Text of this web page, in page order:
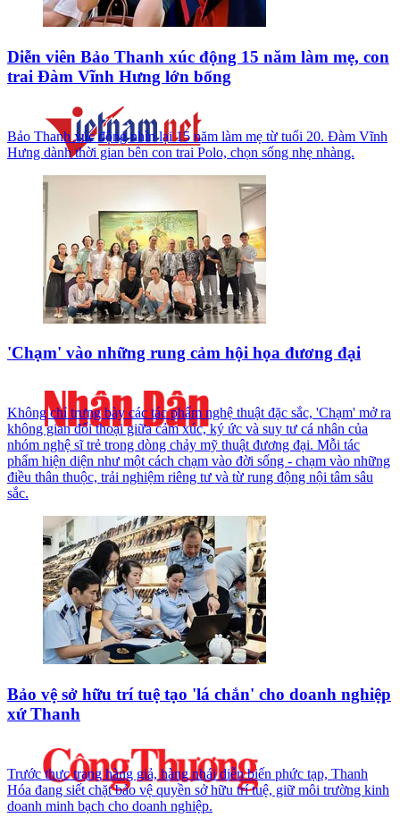
Diễn viên Bảo Thanh xúc động 15 năm làm mẹ, con
trai Đàm Vĩnh Hưng lớn bổng
Bảo Thanh xúc động nhìn lại 15 năm làm mẹ từ tuổi 20. Đàm Vĩnh
Hưng dành thời gian bên con trai Polo, chọn sống nhẹ nhàng.
'Chạm' vào những rung cảm hội họa đương đại
Không chỉ trưng bày các tác phẩm nghệ thuật đặc sắc, 'Chạm' mở ra
không gian đối thoại giữa cảm xúc, ký ức và suy tư cá nhân của
nhóm nghệ sĩ trẻ trong dòng chảy mỹ thuật đương đại. Mỗi tác
phẩm hiện diện như một cách chạm vào đời sống - chạm vào những
điều thân thuộc, trải nghiệm riêng tư và từ rung động nội tâm sâu
sắc.
Bảo vệ sở hữu trí tuệ tạo 'lá chắn' cho doanh nghiệp
xứ Thanh
Trước thực trạng hàng giả, hàng nhái diễn biến phức tạp, Thanh
Hóa đang siết chặt bảo vệ quyền sở hữu trí tuệ, giữ môi trường kinh
doanh minh bạch cho doanh nghiệp.